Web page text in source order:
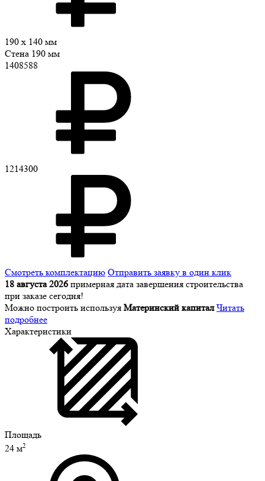
190 x 140 мм
Стена 190 мм
1408588
1214300
Смотреть комплектацию Отправить заявку в один клик
18 августа 2026 примерная дата завершения строительства
при заказе сегодня!
Можно построить используя Материнский капитал Читать
подробнее
Характеристики
Площадь
24 м2